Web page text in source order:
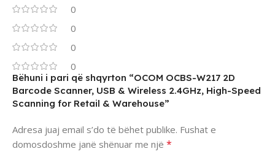
0
0
0
0
Bëhuni i pari që shqyrton “OCOM OCBS-W217 2D
Barcode Scanner, USB & Wireless 2.4GHz, High-Speed
Scanning for Retail & Warehouse”
Adresa juaj email s’do të bëhet publike. Fushat e
domosdoshme janë shënuar me një *